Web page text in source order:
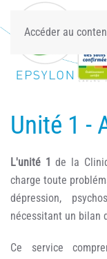
Accéder au
Unité 1 -
L'unité 1 de la
charge toute
dépression,
nécessitant un bilan
Ce service